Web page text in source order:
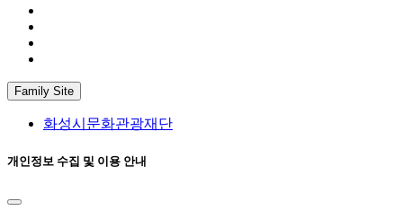
Family Site
화성시문화관광재단
개인정보 수집 및 이용 안내